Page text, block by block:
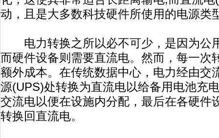
动，且是大多数科技硬件所使用的电源类
电力转换之所以必不可少，是因为公
而硬件设备则需要直流电。然而，每一次
额外成本。在传统数据中心，电力经由交
源(UPS)处转换为直流电以给备用电池充
交流电以便在设施内分配，最后在各硬件
转换回直流电。